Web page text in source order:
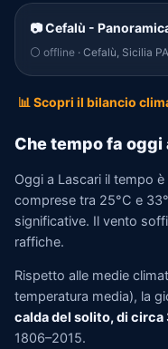
📷 Cefalù -
⚪ offline · Cefalù, Sicilia PA
📊 Scopri il bilancio
Che tempo fa oggi
Oggi a Lascari il tempo è
comprese tra 25°C e
significative. Il vento
raffiche.
Rispetto alle medie
temperatura media), la
calda del solito, di circa
1806–2015.